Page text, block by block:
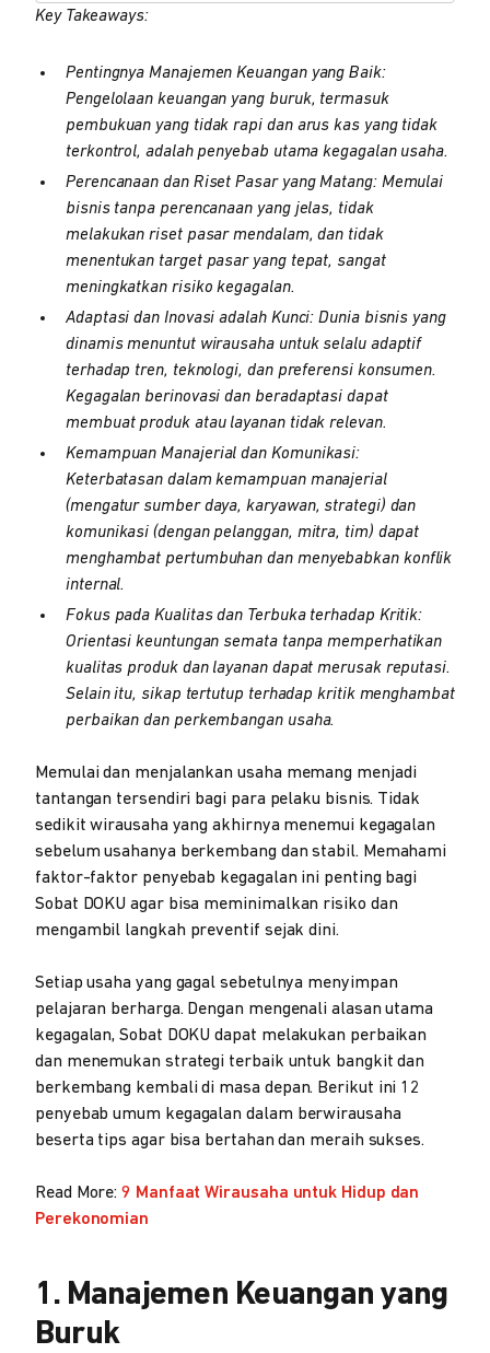
Key Takeaways:
Pentingnya Manajemen Keuangan yang Baik:
Pengelolaan keuangan yang buruk, termasuk
pembukuan yang tidak rapi dan arus kas yang tidak
terkontrol, adalah penyebab utama kegagalan usaha.
Perencanaan dan Riset Pasar yang Matang: Memulai
bisnis tanpa perencanaan yang jelas, tidak
melakukan riset pasar mendalam, dan tidak
menentukan target pasar yang tepat, sangat
meningkatkan risiko kegagalan.
Adaptasi dan Inovasi adalah Kunci: Dunia bisnis yang
dinamis menuntut wirausaha untuk selalu adaptif
terhadap tren, teknologi, dan preferensi konsumen.
Kegagalan berinovasi dan beradaptasi dapat
membuat produk atau layanan tidak relevan.
Kemampuan Manajerial dan Komunikasi:
Keterbatasan dalam kemampuan manajerial
(mengatur sumber daya, karyawan, strategi) dan
komunikasi (dengan pelanggan, mitra, tim) dapat
menghambat pertumbuhan dan menyebabkan konflik
internal.
Fokus pada Kualitas dan Terbuka terhadap Kritik:
Orientasi keuntungan semata tanpa memperhatikan
kualitas produk dan layanan dapat merusak reputasi.
Selain itu, sikap tertutup terhadap kritik menghambat
perbaikan dan perkembangan usaha.
Memulai dan menjalankan usaha memang menjadi
tantangan tersendiri bagi para pelaku bisnis. Tidak
sedikit wirausaha yang akhirnya menemui kegagalan
sebelum usahanya berkembang dan stabil. Memahami
faktor-faktor penyebab kegagalan ini penting bagi
Sobat DOKU agar bisa meminimalkan risiko dan
mengambil langkah preventif sejak dini.
Setiap usaha yang gagal sebetulnya menyimpan
pelajaran berharga. Dengan mengenali alasan utama
kegagalan, Sobat DOKU dapat melakukan perbaikan
dan menemukan strategi terbaik untuk bangkit dan
berkembang kembali di masa depan. Berikut ini 12
penyebab umum kegagalan dalam berwirausaha
beserta tips agar bisa bertahan dan meraih sukses.
Read More:9 Manfaat Wirausaha untuk Hidup dan
Perekonomian
1. Manajemen Keuangan yang
Buruk